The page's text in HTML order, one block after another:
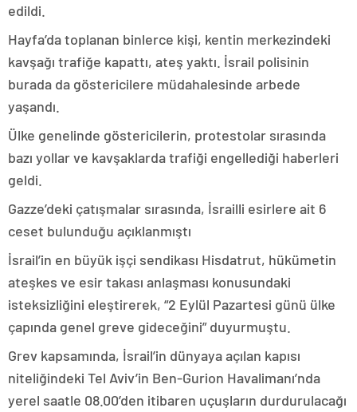
edildi.
Hayfa’da toplanan binlerce kişi, kentin merkezindeki
kavşağı trafiğe kapattı, ateş yaktı. İsrail polisinin
burada da göstericilere müdahalesinde arbede
yaşandı.
Ülke genelinde göstericilerin, protestolar sırasında
bazı yollar ve kavşaklarda trafiği engellediği haberleri
geldi.
Gazze’deki çatışmalar sırasında, İsrailli esirlere ait 6
ceset bulunduğu açıklanmıştı
İsrail’in en büyük işçi sendikası Hisdatrut, hükümetin
ateşkes ve esir takası anlaşması konusundaki
isteksizliğini eleştirerek, “2 Eylül Pazartesi günü ülke
çapında genel greve gideceğini” duyurmuştu.
Grev kapsamında, İsrail’in dünyaya açılan kapısı
niteliğindeki Tel Aviv’in Ben-Gurion Havalimanı’nda
yerel saatle 08.00’den itibaren uçuşların durdurulacağı